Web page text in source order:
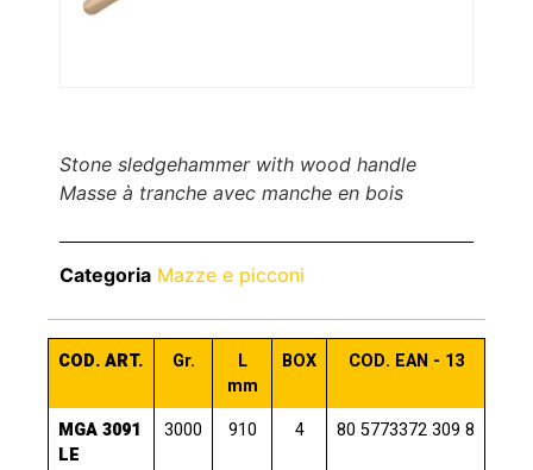
Stone sledgehammer with wood handle
Masse à tranche avec manche en bois
Categoria Mazze e picconi
COD. ART. Gr.
L
mm
BOX COD. EAN - 13
MGA 3091
LE
3000 910 4 80 5773372 309 8